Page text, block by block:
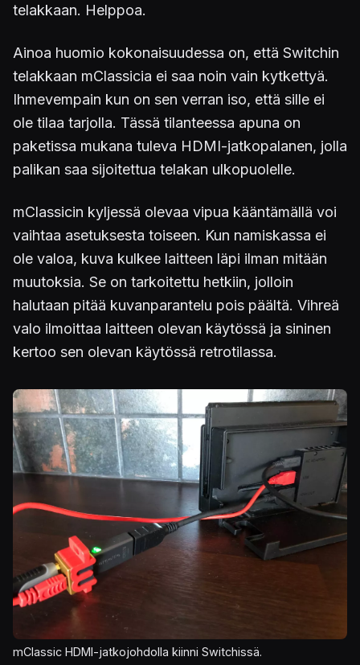
telakkaan. Helppoa.
Ainoa huomio kokonaisuudessa on, että Switchin
telakkaan mClassicia ei saa noin vain kytkettyä.
Ihmevempain kun on sen verran iso, että sille ei
ole tilaa tarjolla. Tässä tilanteessa apuna on
paketissa mukana tuleva HDMI-jatkopalanen, jolla
palikan saa sijoitettua telakan ulkopuolelle.
mClassicin kyljessä olevaa vipua kääntämällä voi
vaihtaa asetuksesta toiseen. Kun namiskassa ei
ole valoa, kuva kulkee laitteen läpi ilman mitään
muutoksia. Se on tarkoitettu hetkiin, jolloin
halutaan pitää kuvanparantelu pois päältä. Vihreä
valo ilmoittaa laitteen olevan käytössä ja sininen
kertoo sen olevan käytössä retrotilassa.
Kuva
mClassic HDMI-jatkojohdolla kiinni Switchissä.